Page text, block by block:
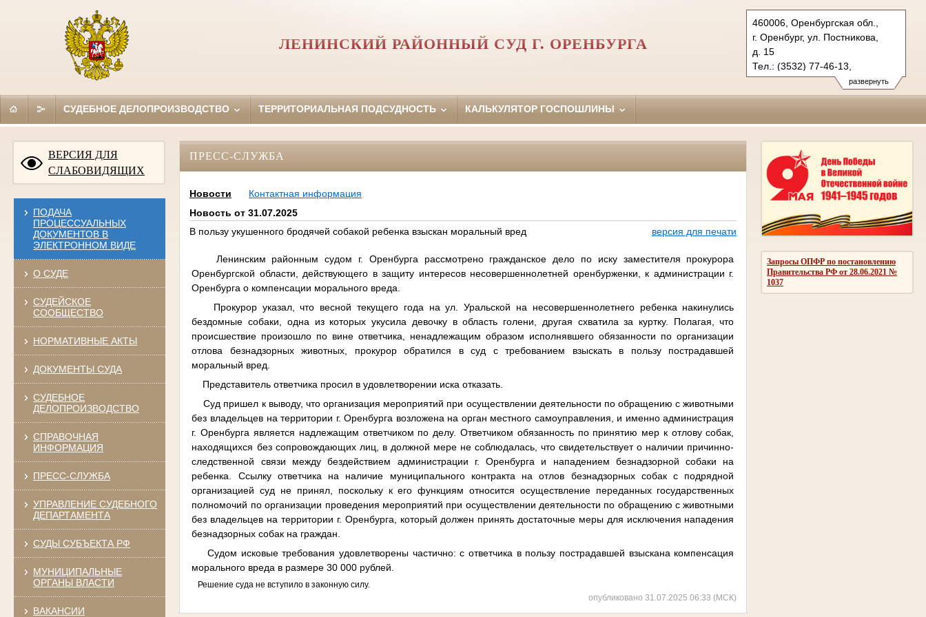
развернуть
460006, Оренбургская обл.,
г. Оренбург, ул. Постникова,
д. 15
Тел.: (3532) 77-46-13,
(3532) 77-47-30, (3532) 77-45-
90 (ф.)
ЛЕНИНСКИЙ РАЙОННЫЙ СУД Г. ОРЕНБУРГА
СУДЕБНОЕ ДЕЛОПРОИЗВОДСТВО ТЕРРИТОРИАЛЬНАЯ ПОДСУДНОСТЬ КАЛЬКУЛЯТОР ГОСПОШЛИНЫ
ВЕРСИЯ ДЛЯ
СЛАБОВИДЯЩИХ
ПОДАЧА
ПРОЦЕССУАЛЬНЫХ
ДОКУМЕНТОВ В
ЭЛЕКТРОННОМ ВИДЕ
О СУДЕ
СУДЕЙСКОЕ
СООБЩЕСТВО
НОРМАТИВНЫЕ АКТЫ
ДОКУМЕНТЫ СУДА
СУДЕБНОЕ
ДЕЛОПРОИЗВОДСТВО
СПРАВОЧНАЯ
ИНФОРМАЦИЯ
ПРЕСС-СЛУЖБА
УПРАВЛЕНИЕ СУДЕБНОГО
ДЕПАРТАМЕНТА
СУДЫ СУБЪЕКТА РФ
МУНИЦИПАЛЬНЫЕ
ОРГАНЫ ВЛАСТИ
ВАКАНСИИ
Запросы ОПФР по постановлению
Правительства РФ от 28.06.2021 №
1037
ПРЕСС-СЛУЖБА
Новости
Контактная информация
Новость от 31.07.2025
В пользу укушенного бродячей собакой ребенка взыскан моральный вред
версия для печати
Ленинским районным судом г. Оренбурга рассмотрено гражданское дело по иску заместителя прокурора
Оренбургской области, действующего в защиту интересов несовершеннолетней оренбурженки, к администрации г.
Оренбурга о компенсации морального вреда.
Прокурор указал, что весной текущего года на ул. Уральской на несовершеннолетнего ребенка накинулись
бездомные собаки, одна из которых укусила девочку в область голени, другая схватила за куртку. Полагая, что
происшествие произошло по вине ответчика, ненадлежащим образом исполнявшего обязанности по организации
отлова безнадзорных животных, прокурор обратился в суд с требованием взыскать в пользу пострадавшей
моральный вред.
Представитель ответчика просил в удовлетворении иска отказать.
Суд пришел к выводу, что организация мероприятий при осуществлении деятельности по обращению с животными
без владельцев на территории г. Оренбурга возложена на орган местного самоуправления, и именно администрация
г. Оренбурга является надлежащим ответчиком по делу. Ответчиком обязанность по принятию мер к отлову собак,
находящихся без сопровождающих лиц, в должной мере не соблюдалась, что свидетельствует о наличии причинно-
следственной связи между бездействием администрации г. Оренбурга и нападением безнадзорной собаки на
ребенка. Ссылку ответчика на наличие муниципального контракта на отлов безнадзорных собак с подрядной
организацией суд не принял, поскольку к его функциям относится осуществление переданных государственных
полномочий по организации проведения мероприятий при осуществлении деятельности по обращению с животными
без владельцев на территории г. Оренбурга, который должен принять достаточные меры для исключения нападения
безнадзорных собак на граждан.
Судом исковые требования удовлетворены частично: с ответчика в пользу пострадавшей взыскана компенсация
морального вреда в размере 30 000 рублей.
Решение суда не вступило в законную силу.
опубликовано 31.07.2025 06:33 (МСК)